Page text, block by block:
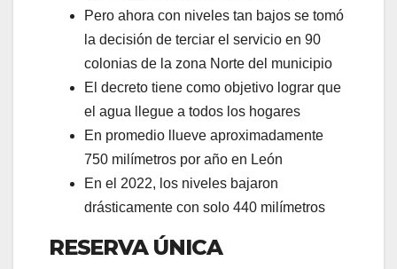
Pero ahora con niveles tan bajos se tomó
la decisión de terciar el servicio en 90
colonias de la zona Norte del municipio
El decreto tiene como objetivo lograr que
el agua llegue a todos los hogares
En promedio llueve aproximadamente
750 milímetros por año en León
En el 2022, los niveles bajaron
drásticamente con solo 440 milímetros
RESERVA ÚNICA